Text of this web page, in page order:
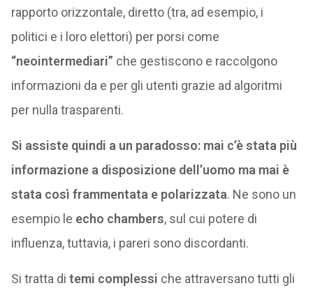
rapporto orizzontale, diretto (tra, ad esempio, i
politici e i loro elettori) per porsi come
“neointermediari” che gestiscono e raccolgono
informazioni da e per gli utenti grazie ad algoritmi
per nulla trasparenti.
Si assiste quindi a un paradosso: mai c’è stata più
informazione a disposizione dell’uomo ma mai è
stata così frammentata e polarizzata. Ne sono un
esempio le echo chambers, sul cui potere di
influenza, tuttavia, i pareri sono discordanti.
Si tratta di temi complessi che attraversano tutti gli